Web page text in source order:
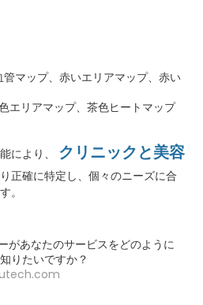
管マップ、赤いエリアマップ、赤い
エリアマップ、茶色ヒートマップ
により、 クリニックと美容
正確に特定し、個々のニーズに合
。
があなたのサービスをどのように
りたいですか？